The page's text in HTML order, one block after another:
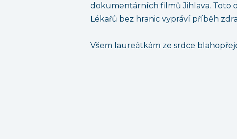
dokumentárních filmů Jihlava. Toto
Lékařů bez hranic vypráví příběh
Všem laureátkám ze srdce